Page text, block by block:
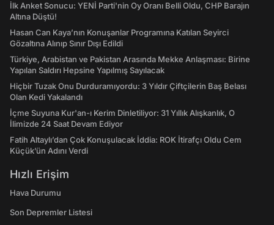
İlk Anket Sonucu: YENİ Parti'nin Oy Oranı Belli Oldu, CHP Barajın
Altına Düştü!
Hasan Can Kaya’nın Konuşanlar Programına Katılan Seyirci
Gözaltına Alınıp Sınır Dışı Edildi
Türkiye, Arabistan ve Pakistan Arasında Mekke Anlaşması: Birine
Yapılan Saldırı Hepsine Yapılmış Sayılacak
Hiçbir Tuzak Onu Durduramıyordu: 3 Yıldır Çiftçilerin Baş Belası
Olan Kedi Yakalandı
İçme Suyuna Kur'an-ı Kerim Dinletiliyor: 31 Yıllık Alışkanlık, O
İlimizde 24 Saat Devam Ediyor
Fatih Altaylı’dan Çok Konuşulacak İddia: ROK İtirafçı Oldu Cem
Küçük’ün Adını Verdi
Hızlı Erişim
Hava Durumu
Son Depremler Listesi